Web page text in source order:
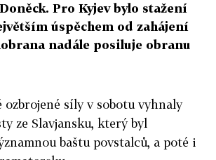
Pro Kyjev bylo stažení
úspěchem od zahájení
nadále posiluje obranu
ozbrojené síly v sobotu vyhnaly
ze Slavjansku, který byl
baštu povstalců, a poté i